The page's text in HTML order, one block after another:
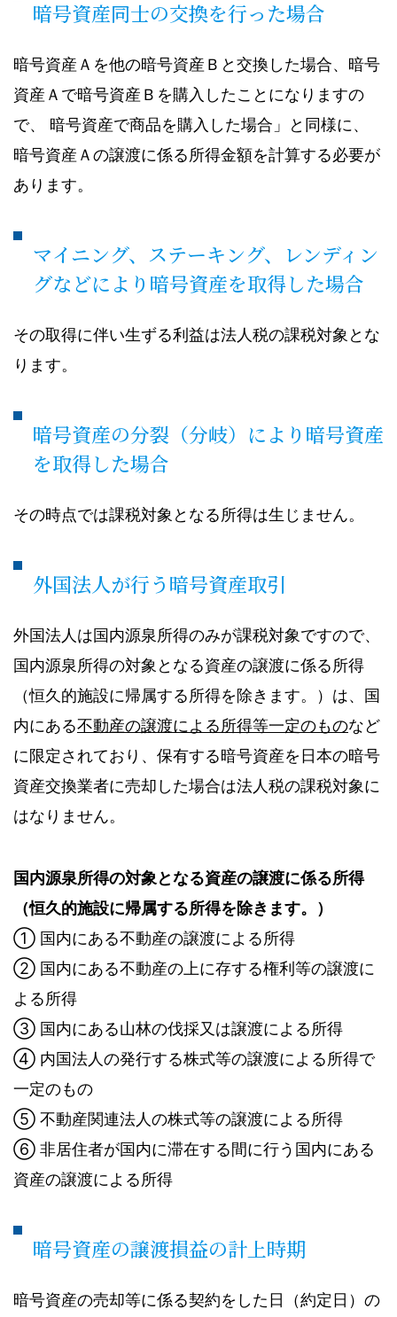
暗号資産同士の交換を行った場合
暗号資産Ａを他の暗号資産Ｂと交換した場合、暗号
資産Ａで暗号資産Ｂを購入したことになりますの
で、 暗号資産で商品を購入した場合」と同様に、
暗号資産Ａの譲渡に係る所得金額を計算する必要が
あります。
マイニング、ステーキング、レンディン
グなどにより暗号資産を取得した場合
その取得に伴い生ずる利益は法人税の課税対象とな
ります。
暗号資産の分裂（分岐）により暗号資産
を取得した場合
その時点では課税対象となる所得は生じません。
外国法人が行う暗号資産取引
外国法人は国内源泉所得のみが課税対象ですので、
国内源泉所得の対象となる資産の譲渡に係る所得
（恒久的施設に帰属する所得を除きます。）は、国
内にある不動産の譲渡による所得等一定のものなど
に限定されており、保有する暗号資産を日本の暗号
資産交換業者に売却した場合は法人税の課税対象に
はなりません。
国内源泉所得の対象となる資産の譲渡に係る所得
（恒久的施設に帰属する所得を除きます。）
① 国内にある不動産の譲渡による所得
② 国内にある不動産の上に存する権利等の譲渡に
よる所得
③ 国内にある山林の伐採又は譲渡による所得
④ 内国法人の発行する株式等の譲渡による所得で
一定のもの
⑤ 不動産関連法人の株式等の譲渡による所得
⑥ 非居住者が国内に滞在する間に行う国内にある
資産の譲渡による所得
暗号資産の譲渡損益の計上時期
暗号資産の売却等に係る契約をした日（約定日）の